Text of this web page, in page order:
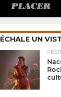
ÉCHALE UN